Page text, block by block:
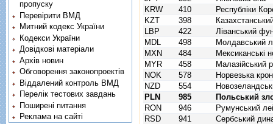
KRW
410
Республіки
KZT
398
LBP
422
Ліванський
MDL
498
Молдавський
MXN
484
Мексиканські
MYR
458
Малазійський
NOK
578
Норвезька
NZD
554
PLN
985
Польський
RON
946
Румунський
RSD
941
Сербський
пропуску
Перевірити ВМД
Митний кодекс України
Кодекси України
Довідкові матеріали
Архів новин
Обговорення законопроектів
Віддалений контроль ВМД
Перелік тестових завдань
Поширені питання
Реклама на сайті